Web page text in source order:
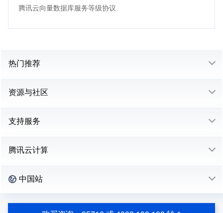
腾讯云向量数据库服务等级协议
热门推荐
资源与社区
支持服务
腾讯云计算
中国站